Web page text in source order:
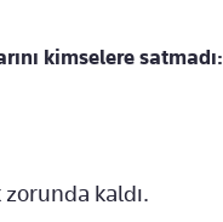
kimselere satmadı:
kaldı.